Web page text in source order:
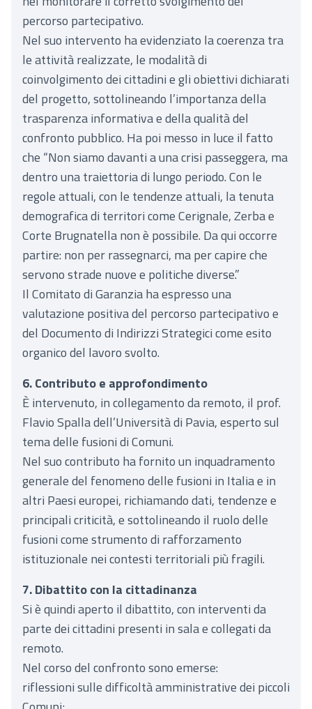
percorso partecipativo.
Nel suo intervento ha evidenziato la coerenza tra
le attività realizzate, le modalità di
coinvolgimento dei cittadini e gli obiettivi dichiarati
del progetto, sottolineando l’importanza della
trasparenza informativa e della qualità del
confronto pubblico. Ha poi messo in luce il fatto
che “Non siamo davanti a una crisi passeggera, ma
dentro una traiettoria di lungo periodo. Con le
regole attuali, con le tendenze attuali, la tenuta
demografica di territori come Cerignale, Zerba e
Corte Brugnatella non è possibile. Da qui occorre
partire: non per rassegnarci, ma per capire che
servono strade nuove e politiche diverse.”
Il Comitato di Garanzia ha espresso una
valutazione positiva del percorso partecipativo e
del Documento di Indirizzi Strategici come esito
organico del lavoro svolto.
6. Contributo e approfondimento
È intervenuto, in collegamento da remoto, il prof.
Flavio Spalla dell’Università di Pavia, esperto sul
tema delle fusioni di Comuni.
Nel suo contributo ha fornito un inquadramento
generale del fenomeno delle fusioni in Italia e in
altri Paesi europei, richiamando dati, tendenze e
principali criticità, e sottolineando il ruolo delle
fusioni come strumento di rafforzamento
istituzionale nei contesti territoriali più fragili.
7. Dibattito con la cittadinanza
Si è quindi aperto il dibattito, con interventi da
parte dei cittadini presenti in sala e collegati da
remoto.
Nel corso del confronto sono emerse:
riflessioni sulle difficoltà amministrative dei piccoli